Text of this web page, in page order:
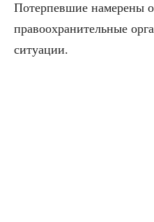
Потерпевшие намерены
правоохранительные
ситуации.